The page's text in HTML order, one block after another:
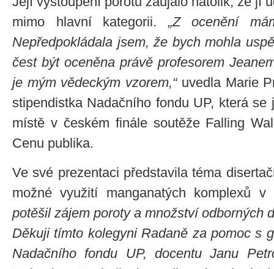
mimo hlavní kategorii. „Z ocenění
Nepředpokládala jsem, že bych mohla
čest být oceněna právě profesorem
je mým vědeckým vzorem,“uvedla Marie
stipendistka Nadačního fondu UP, která
místě v českém finále soutěže Falling
Cenu publika.
Ve své prezentaci představila téma
možné využití manganatých komplexů
potěšil zájem poroty a množství odborných
Děkuji tímto kolegyni Radaně za pomoc s
Nadačního fondu UP, docentu Janu